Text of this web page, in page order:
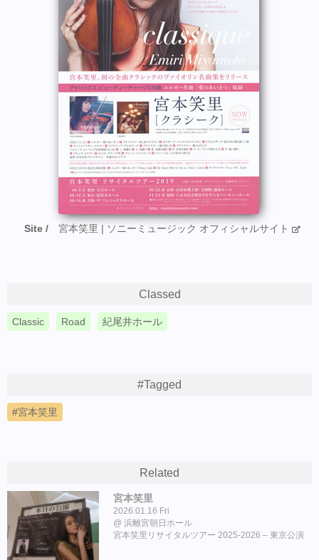
Site 宮本笑里 | ソニーミュージック オフィシャルサイト
Classed
Classic Road 紀尾井ホール
#Tagged
宮本笑里
Related
宮本笑里
2026.01.16 Fri
浜離宮朝日ホール
宮本笑里リサイタルツアー 2025-2026 – 東京公演